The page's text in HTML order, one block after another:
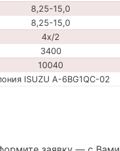
8,25-15,0
8,25-15,0
4х/2
3400
10040
ISUZU A-6BG1QC-02